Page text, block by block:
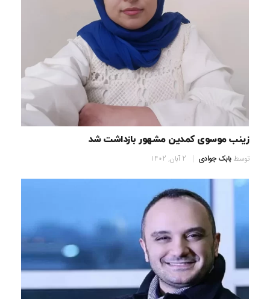
زینب موسوی کمدین مشهور بازداشت شد
توسطبابک جوادی 2 آبان, 1402